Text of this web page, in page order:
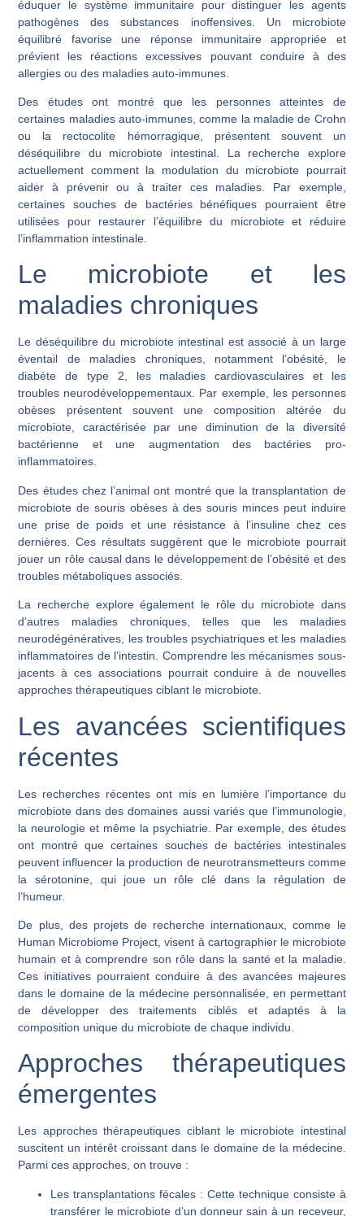
éduquer le système immunitaire pour distinguer les agents
pathogènes des substances inoffensives. Un microbiote
équilibré favorise une réponse immunitaire appropriée et
prévient les réactions excessives pouvant conduire à des
allergies ou des maladies auto-immunes.
Des études ont montré que les personnes atteintes de
certaines maladies auto-immunes, comme la maladie de Crohn
ou la rectocolite hémorragique, présentent souvent un
déséquilibre du microbiote intestinal. La recherche explore
actuellement comment la modulation du microbiote pourrait
aider à prévenir ou à traiter ces maladies. Par exemple,
certaines souches de bactéries bénéfiques pourraient être
utilisées pour restaurer l’équilibre du microbiote et réduire
l’inflammation intestinale.
Le microbiote et les
maladies chroniques
Le déséquilibre du microbiote intestinal est associé à un large
éventail de maladies chroniques, notamment l’obésité, le
diabète de type 2, les maladies cardiovasculaires et les
troubles neurodéveloppementaux. Par exemple, les personnes
obèses présentent souvent une composition altérée du
microbiote, caractérisée par une diminution de la diversité
bactérienne et une augmentation des bactéries pro-
inflammatoires.
Des études chez l’animal ont montré que la transplantation de
microbiote de souris obèses à des souris minces peut induire
une prise de poids et une résistance à l’insuline chez ces
dernières. Ces résultats suggèrent que le microbiote pourrait
jouer un rôle causal dans le développement de l’obésité et des
troubles métaboliques associés.
La recherche explore également le rôle du microbiote dans
d’autres maladies chroniques, telles que les maladies
neurodégénératives, les troubles psychiatriques et les maladies
inflammatoires de l’intestin. Comprendre les mécanismes sous-
jacents à ces associations pourrait conduire à de nouvelles
approches thérapeutiques ciblant le microbiote.
Les avancées scientifiques
récentes
Les recherches récentes ont mis en lumière l’importance du
microbiote dans des domaines aussi variés que l’immunologie,
la neurologie et même la psychiatrie. Par exemple, des études
ont montré que certaines souches de bactéries intestinales
peuvent influencer la production de neurotransmetteurs comme
la sérotonine, qui joue un rôle clé dans la régulation de
l’humeur.
De plus, des projets de recherche internationaux, comme le
Human Microbiome Project, visent à cartographier le microbiote
humain et à comprendre son rôle dans la santé et la maladie.
Ces initiatives pourraient conduire à des avancées majeures
dans le domaine de la médecine personnalisée, en permettant
de développer des traitements ciblés et adaptés à la
composition unique du microbiote de chaque individu.
Approches thérapeutiques
émergentes
Les approches thérapeutiques ciblant le microbiote intestinal
suscitent un intérêt croissant dans le domaine de la médecine.
Parmi ces approches, on trouve :
Les transplantations fécales : Cette technique consiste à
transférer le microbiote d’un donneur sain à un receveur,